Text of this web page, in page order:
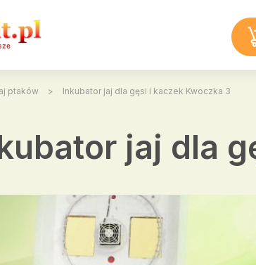
ptaków > Inkubator jaj dla gęsi i kaczek Kwoczka 3
jaj dla